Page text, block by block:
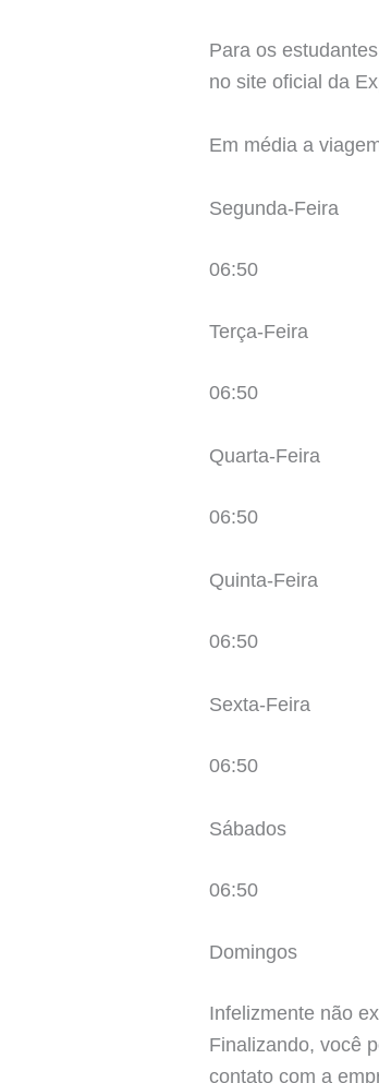
Para os
no site oficial da
Em média a
Segunda-Feira
06:50
Terça-Feira
06:50
Quarta-Feira
06:50
Quinta-Feira
06:50
Sexta-Feira
06:50
Sábados
06:50
Domingos
Infelizmente não
Finalizando, você
contato com a